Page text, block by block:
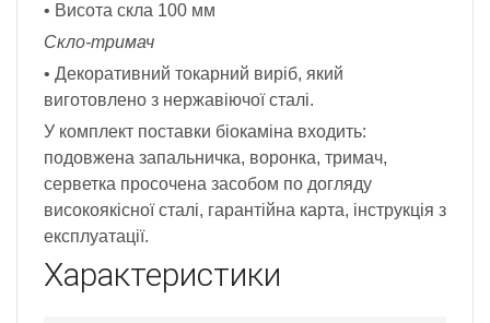
• Висота скла 100 мм
Скло-тримач
• Декоративний токарний виріб, який
виготовлено з нержавіючої сталі.
У комплект поставки біокаміна входить:
подовжена запальничка, воронка, тримач,
серветка просочена засобом по догляду
високоякісної сталі, гарантійна карта, інструкція з
експлуатації.
Характеристики